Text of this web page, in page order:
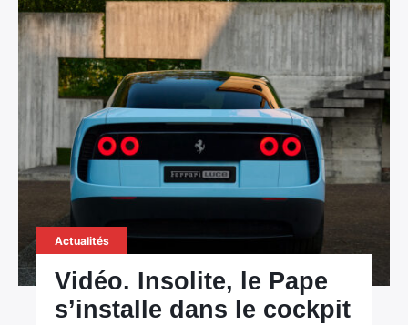
Actualités
Vidéo. Insolite, le Pape
s’installe dans le cockpit